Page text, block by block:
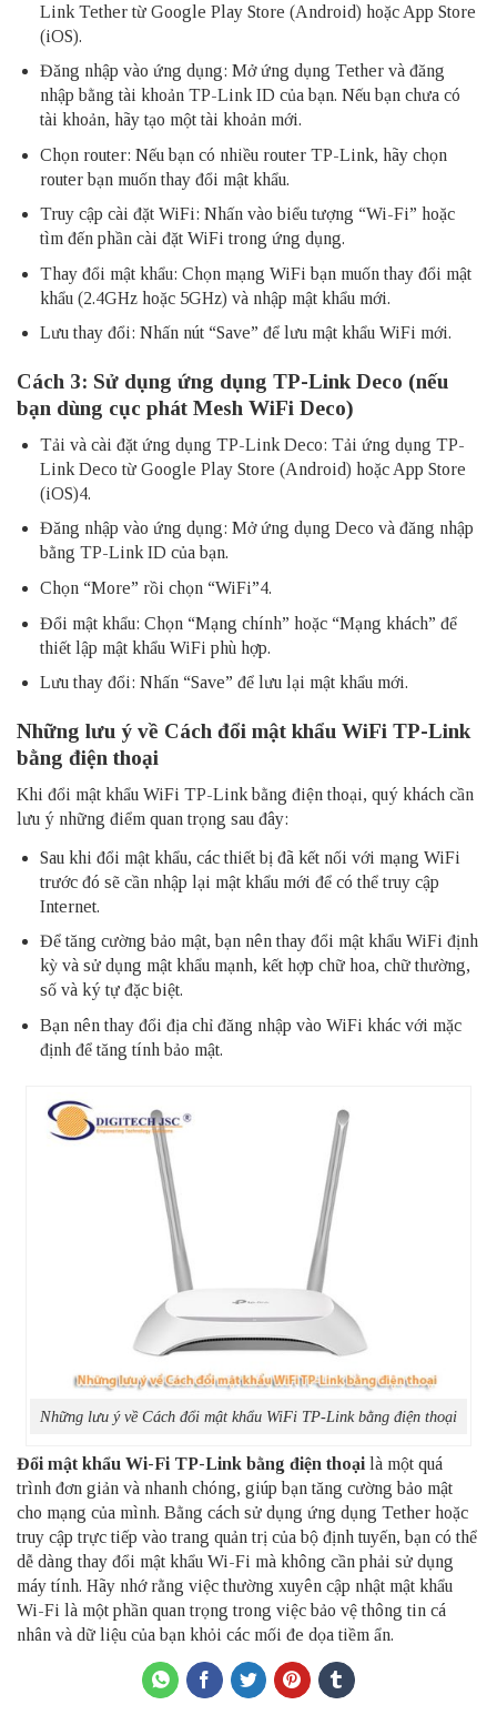
Link Tether từ Google Play Store (Android) hoặc App Store
(iOS).
Đăng nhập vào ứng dụng: Mở ứng dụng Tether và đăng
nhập bằng tài khoản TP-Link ID của bạn. Nếu bạn chưa có
tài khoản, hãy tạo một tài khoản mới.
Chọn router: Nếu bạn có nhiều router TP-Link, hãy chọn
router bạn muốn thay đổi mật khẩu.
Truy cập cài đặt WiFi: Nhấn vào biểu tượng “Wi-Fi” hoặc
tìm đến phần cài đặt WiFi trong ứng dụng.
Thay đổi mật khẩu: Chọn mạng WiFi bạn muốn thay đổi mật
khẩu (2.4GHz hoặc 5GHz) và nhập mật khẩu mới.
Lưu thay đổi: Nhấn nút “Save” để lưu mật khẩu WiFi mới.
Cách 3: Sử dụng ứng dụng TP-Link Deco (nếu
bạn dùng cục phát Mesh WiFi Deco)
Tải và cài đặt ứng dụng TP-Link Deco: Tải ứng dụng TP-
Link Deco từ Google Play Store (Android) hoặc App Store
(iOS)4.
Đăng nhập vào ứng dụng: Mở ứng dụng Deco và đăng nhập
bằng TP-Link ID của bạn.
Chọn “More” rồi chọn “WiFi”4.
Đổi mật khẩu: Chọn “Mạng chính” hoặc “Mạng khách” để
thiết lập mật khẩu WiFi phù hợp.
Lưu thay đổi: Nhấn “Save” để lưu lại mật khẩu mới.
Những lưu ý về Cách đổi mật khẩu WiFi TP-Link
bằng điện thoại
Khi đổi mật khẩu WiFi TP-Link bằng điện thoại, quý khách cần
lưu ý những điểm quan trọng sau đây:
Sau khi đổi mật khẩu, các thiết bị đã kết nối với mạng WiFi
trước đó sẽ cần nhập lại mật khẩu mới để có thể truy cập
Internet.
Để tăng cường bảo mật, bạn nên thay đổi mật khẩu WiFi định
kỳ và sử dụng mật khẩu mạnh, kết hợp chữ hoa, chữ thường,
số và ký tự đặc biệt.
Bạn nên thay đổi địa chỉ đăng nhập vào WiFi khác với mặc
định để tăng tính bảo mật.
Những lưu ý về Cách đổi mật khẩu WiFi TP-Link bằng điện thoại
Đổi mật khẩu Wi-Fi TP-Link bằng điện thoại là một quá
trình đơn giản và nhanh chóng, giúp bạn tăng cường bảo mật
cho mạng của mình. Bằng cách sử dụng ứng dụng Tether hoặc
truy cập trực tiếp vào trang quản trị của bộ định tuyến, bạn có thể
dễ dàng thay đổi mật khẩu Wi-Fi mà không cần phải sử dụng
máy tính. Hãy nhớ rằng việc thường xuyên cập nhật mật khẩu
Wi-Fi là một phần quan trọng trong việc bảo vệ thông tin cá
nhân và dữ liệu của bạn khỏi các mối đe dọa tiềm ẩn.